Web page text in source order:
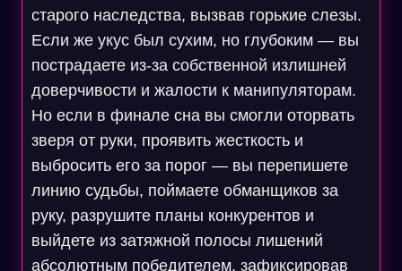
старого наследства, вызвав горькие слезы.
Если же укус был сухим, но глубоким — вы
пострадаете из-за собственной излишней
доверчивости и жалости к манипуляторам.
Но если в финале сна вы смогли оторвать
зверя от руки, проявить жесткость и
выбросить его за порог — вы перепишете
линию судьбы, поймаете обманщиков за
руку, разрушите планы конкурентов и
выйдете из затяжной полосы лишений
абсолютным победителем, зафиксировав